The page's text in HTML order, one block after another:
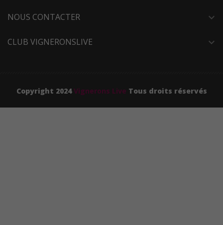
NOUS CONTACTER expand_more
CLUB VIGNERONSLIVE expand_more
Copyright 2024Vignerons Live Tous droits réservés